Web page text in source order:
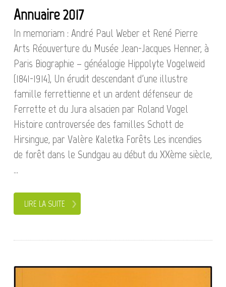
Annuaire 2017
In memoriam : André Paul Weber et René Pierre
Arts Réouverture du Musée Jean-Jacques Henner, à
Paris Biographie – généalogie Hippolyte Vogelweid
(1841-1914), Un érudit descendant d'une illustre
famille ferrettienne et un ardent défenseur de
Ferrette et du Jura alsacien par Roland Vogel
Histoire controversée des familles Schott de
Hirsingue, par Valère Kaletka Forêts Les incendies
de forêt dans le Sundgau au début du XXème siècle,
...
LIRE LA SUITE